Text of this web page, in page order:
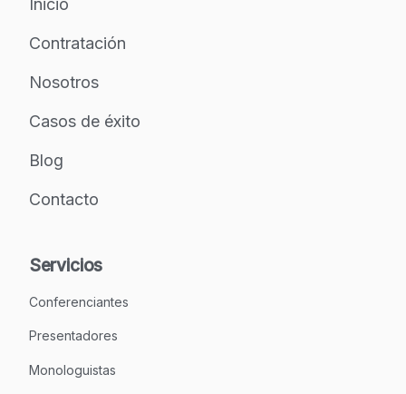
Inicio
Contratación
Nosotros
Casos de éxito
Blog
Contacto
Servicios
Conferenciantes
Presentadores
Monologuistas